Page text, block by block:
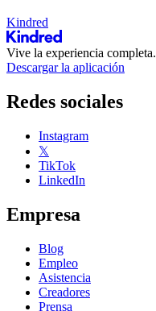
Kindred
Vive la experiencia completa.
Descargar la aplicación
Redes sociales
Instagram
𝕏
TikTok
LinkedIn
Empresa
Blog
Empleo
Asistencia
Creadores
Prensa